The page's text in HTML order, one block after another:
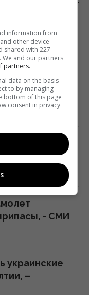
Киева о
ракет, – NYT
массовой
- СМИ
украинские
–
information from
other device
shared with 227
We and our partners
partners.
data on the basis
to by managing
bottom of this page
consent in privacy